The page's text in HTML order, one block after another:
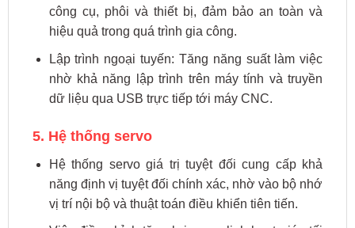
công cụ, phôi và thiết bị, đảm bảo an toàn và
hiệu quả trong quá trình gia công.
Lập trình ngoại tuyến: Tăng năng suất làm việc
nhờ khả năng lập trình trên máy tính và truyền
dữ liệu qua USB trực tiếp tới máy CNC.
5. Hệ thống servo
Hệ thống servo giá trị tuyệt đối cung cấp khả
năng định vị tuyệt đối chính xác, nhờ vào bộ nhớ
vị trí nội bộ và thuật toán điều khiển tiên tiến.